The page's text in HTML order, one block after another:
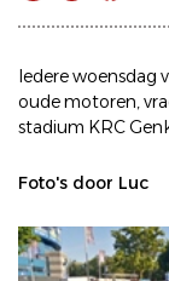
Iedere woensdag
oude motoren,
stadium KRC
Foto's door Luc